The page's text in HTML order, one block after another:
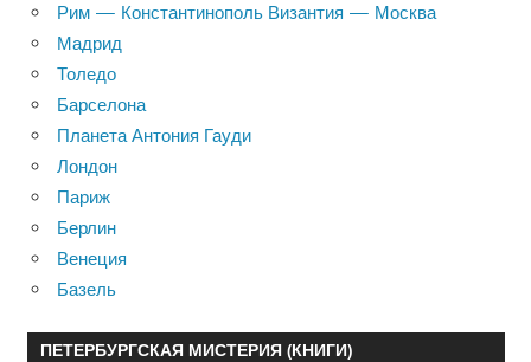
Рим — Константинополь Византия — Москва
Мадрид
Толедо
Барселона
Планета Антония Гауди
Лондон
Париж
Берлин
Венеция
Базель
ПЕТЕРБУРГСКАЯ МИСТЕРИЯ (КНИГИ)